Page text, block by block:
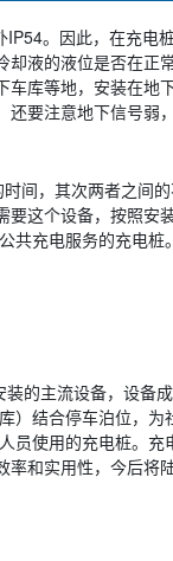
。因此，在充电
液的液位是否在正
库等地，安装在地
要注意地下信号弱
间，其次两者之间
这个设备，按照安
共充电服务的充电桩
的主流设备，设备
）结合停车泊位，
员使用的充电桩。
和实用性，今后将